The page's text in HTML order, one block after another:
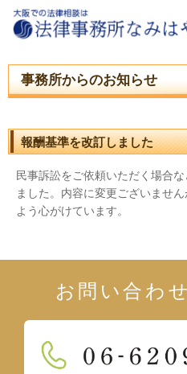
事務所からのお知らせ
報酬基準を改訂しました
民事訴訟をご依頼いただく場合
ました。内容に変更ございませ
よう心がけています。
お問い合わ